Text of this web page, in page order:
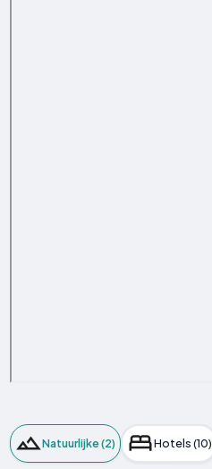
Natuurlijke (2) Hotels (10)